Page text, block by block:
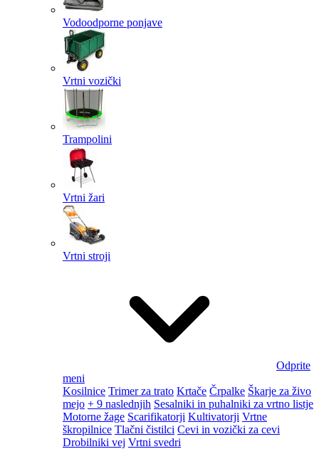
Vodoodporne ponjave
Vrtni vozički
Trampolini
Vrtni žari
Vrtni stroji
Odprite
meni
Kosilnice Trimer za trato Krtače Črpalke Škarje za živo
mejo + 9 naslednjih Sesalniki in puhalniki za vrtno listje
Motorne žage Scarifikatorji Kultivatorji Vrtne
škropilnice Tlačni čistilci Cevi in vozički za cevi
Drobilniki vej Vrtni svedri